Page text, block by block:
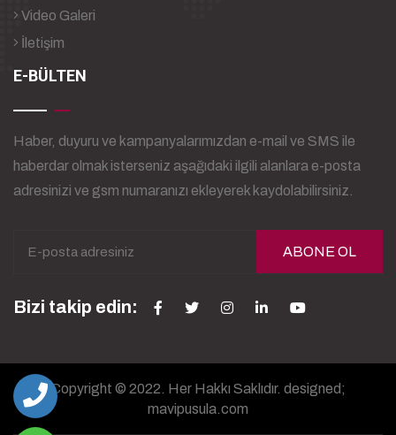
Video Galeri
İletişim
E-BÜLTEN
Haber, duyuru ve kampanyalarımızdan e-mail ve SMS ile
haberdar olmak isterseniz aşağıdaki ilgili alanlara e-posta
adresinizi ve gsm numaranızı ekleyerek kaydolabilirsiniz.
ABONE OL
Bizi takip edin:
Copyright © 2022. Her Hakkı Saklıdır. designed;
mavipusula.com